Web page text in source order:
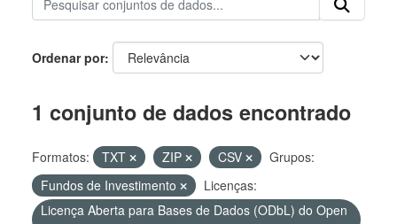
Ordenar por
1 conjunto de dados encontrado
Formatos: TXT ZIP CSV
Grupos:
Fundos de Investimento
Licenças:
Licença Aberta para Bases de Dados (ODbL) do Open